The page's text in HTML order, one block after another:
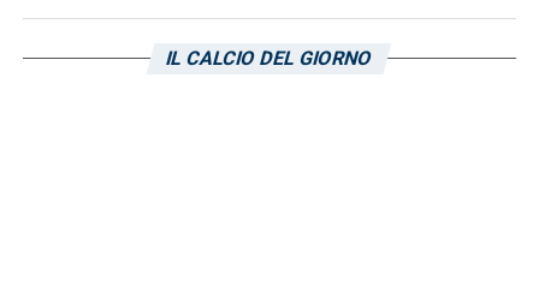
IL CALCIO DEL GIORNO